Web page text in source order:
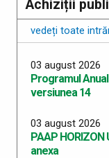
Achiziții
vedeți toate
03 august 2026
Programul
versiunea 14
03 august 2026
PAAP HORIZON
anexa